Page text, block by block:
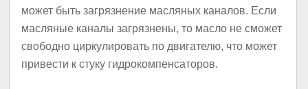
может быть загрязнение масляных каналов. Если
масляные каналы загрязнены, то масло не сможет
свободно циркулировать по двигателю, что может
привести к стуку гидрокомпенсаторов.